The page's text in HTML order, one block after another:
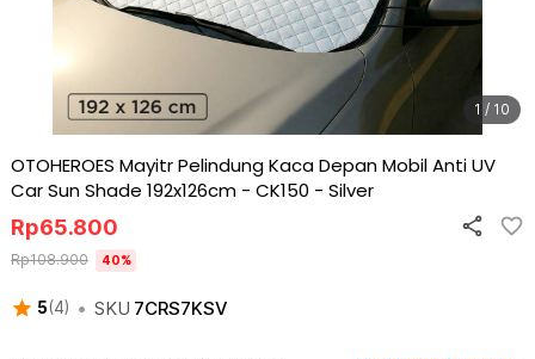
1 / 10
OTOHEROES Mayitr Pelindung Kaca Depan Mobil Anti UV
Car Sun Shade 192x126cm - CK150 - Silver
5(4) • SKU 7CRS7KSV
Rp65.800
Rp108.900 40%